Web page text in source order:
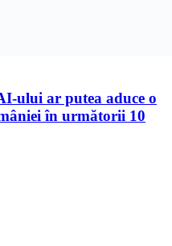
ului ar putea aduce o
în următorii 10